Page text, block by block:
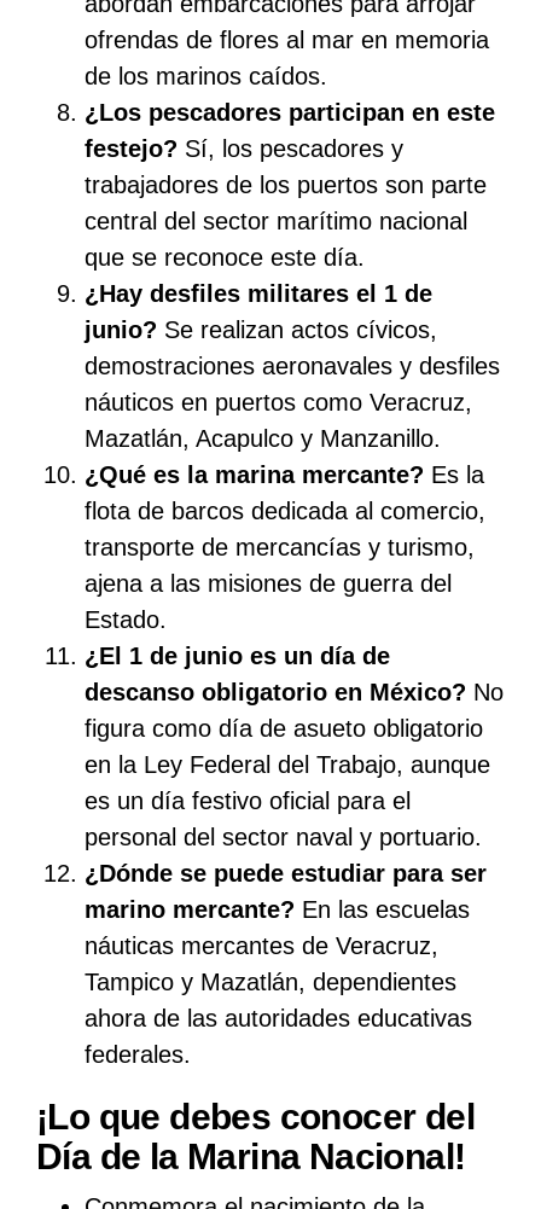
ofrendas de flores al mar en memoria
de los marinos caídos.
¿Los pescadores participan en este
festejo? Sí, los pescadores y
trabajadores de los puertos son parte
central del sector marítimo nacional
que se reconoce este día.
¿Hay desfiles militares el 1 de
junio? Se realizan actos cívicos,
demostraciones aeronavales y desfiles
náuticos en puertos como Veracruz,
Mazatlán, Acapulco y Manzanillo.
¿Qué es la marina mercante? Es la
flota de barcos dedicada al comercio,
transporte de mercancías y turismo,
ajena a las misiones de guerra del
Estado.
¿El 1 de junio es un día de
descanso obligatorio en México? No
figura como día de asueto obligatorio
en la Ley Federal del Trabajo, aunque
es un día festivo oficial para el
personal del sector naval y portuario.
¿Dónde se puede estudiar para ser
marino mercante? En las escuelas
náuticas mercantes de Veracruz,
Tampico y Mazatlán, dependientes
ahora de las autoridades educativas
federales.
¡Lo que debes conocer del
Día de la Marina Nacional!